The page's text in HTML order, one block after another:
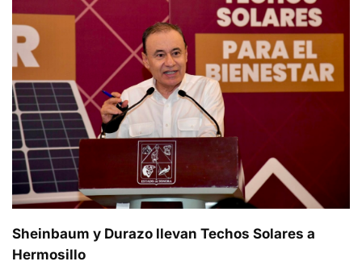
Sheinbaum y Durazo llevan Techos Solares a
Hermosillo